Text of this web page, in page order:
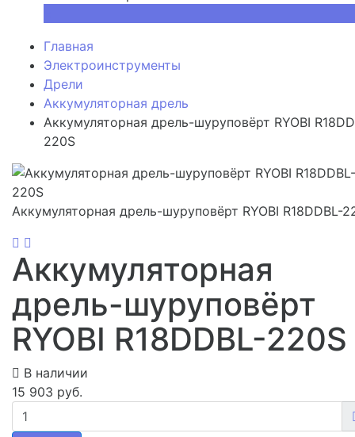
Главная
Электроинструменты
Дрели
Аккумуляторная дрель
Аккумуляторная дрель-шуруповёрт RYOBI
220S
Аккумуляторная дрель-шуруповёрт RYOBI R18DDBL-
Аккумуляторная
дрель-шуруповёрт
RYOBI R18DDBL-220S
В наличии
15 903 руб.